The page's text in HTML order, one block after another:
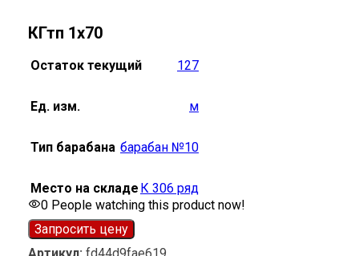
КГтп 1х70
Остаток текущий 127
Ед. изм. м
Тип барабана барабан №10
Место на складе К 306 ряд
0 People watching this product now!
Запросить цену